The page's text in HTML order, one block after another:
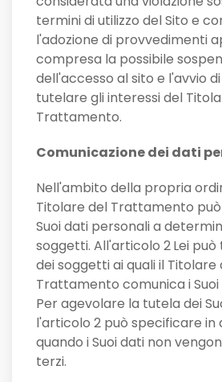
termini di utilizzo del Sito e
l'adozione di provvedimenti
compresa la possibile
dell'accesso al sito e l'avvio
tutelare gli interessi del
Trattamento.
Comunicazione dei dati
Nell'ambito della propria
Titolare del Trattamento
Suoi dati personali a
soggetti. All'articolo 2Lei
dei soggetti ai quali il Titolare
Trattamento comunica i
Per agevolare la tutela dei
l'articolo 2 può specificare in
quando i Suoi dati non
terzi.